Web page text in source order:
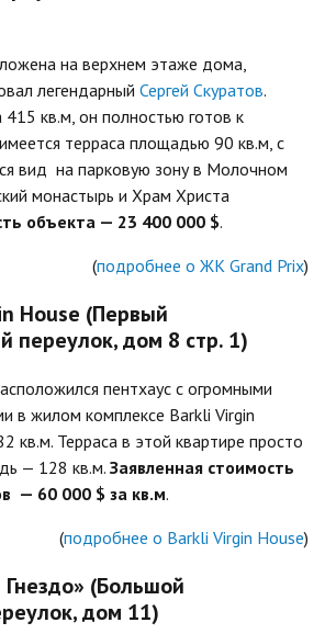
на верхнем этаже дома,
легендарный Сергей Скуратов.
кв.м, он полностью готов к
терраса площадью 90 кв.м, с
вид на парковую зону в Молочном
монастырь и Храм Христа
объекта — 23 400 000 $.
(подробнее о ЖК Grand Prix)
House (Первый
переулок, дом 8 стр. 1)
пентхаус с огромными
в жилом комплексе Barkli Virgin
кв.м. Терраса в этой квартире просто
— 128 кв.м. Заявленная стоимость
— 60 000 $ за кв.м.
(подробнее о Barkli Virgin House)
(Большой
дом 11)